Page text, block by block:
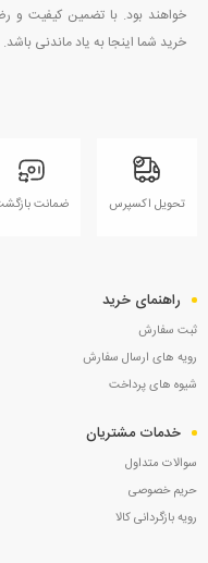
خواهند بود. با تضمین کیفیت و
خرید شما اینجا به یاد ماندنی باشد.
تحویل اکسپرس ضمانت
راهنمای خرید
ثبت سفارش
رویه های ارسال سفارش
شیوه های پرداخت
خدمات مشتریان
سوالات متداول
حریم خصوصی
رویه بازگردانی کالا